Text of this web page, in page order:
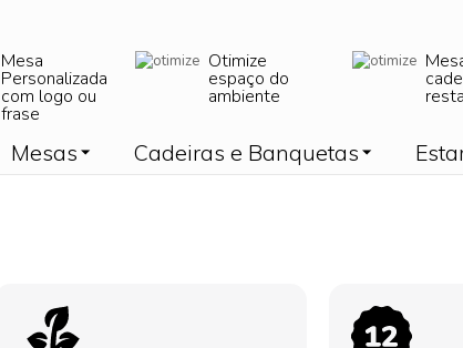
Mesa
Personalizada
com logo ou
frase
Otimize
espaço do
ambiente
Mesas Cadeiras e Banquetas